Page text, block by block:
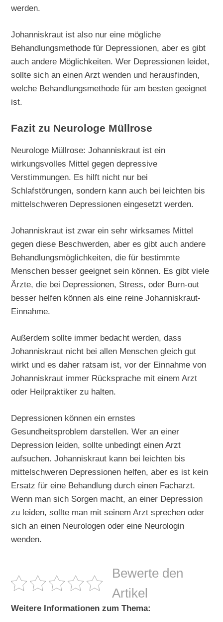
werden.
Johanniskraut ist also nur eine mögliche
Behandlungsmethode für Depressionen, aber es gibt
auch andere Möglichkeiten. Wer Depressionen leidet,
sollte sich an einen Arzt wenden und herausfinden,
welche Behandlungsmethode für am besten geeignet
ist.
Fazit zu Neurologe Müllrose
Neurologe Müllrose: Johanniskraut ist ein
wirkungsvolles Mittel gegen depressive
Verstimmungen. Es hilft nicht nur bei
Schlafstörungen, sondern kann auch bei leichten bis
mittelschweren Depressionen eingesetzt werden.
Johanniskraut ist zwar ein sehr wirksames Mittel
gegen diese Beschwerden, aber es gibt auch andere
Behandlungsmöglichkeiten, die für bestimmte
Menschen besser geeignet sein können. Es gibt viele
Ärzte, die bei Depressionen, Stress, oder Burn-out
besser helfen können als eine reine Johanniskraut-
Einnahme.
Außerdem sollte immer bedacht werden, dass
Johanniskraut nicht bei allen Menschen gleich gut
wirkt und es daher ratsam ist, vor der Einnahme von
Johanniskraut immer Rücksprache mit einem Arzt
oder Heilpraktiker zu halten.
Depressionen können ein ernstes
Gesundheitsproblem darstellen. Wer an einer
Depression leiden, sollte unbedingt einen Arzt
aufsuchen. Johanniskraut kann bei leichten bis
mittelschweren Depressionen helfen, aber es ist kein
Ersatz für eine Behandlung durch einen Facharzt.
Wenn man sich Sorgen macht, an einer Depression
zu leiden, sollte man mit seinem Arzt sprechen oder
sich an einen Neurologen oder eine Neurologin
wenden.
Bewerte den
Artikel
Weitere Informationen zum Thema: